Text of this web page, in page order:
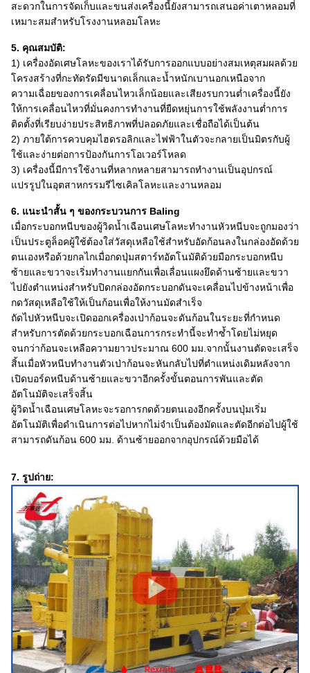
สะดวกในการจัดเก็บและขนส่งเครื่องนี้ยังสามารถเสนอค่าเตาหลอมที่
เหมาะสมสำหรับโรงงานหลอมโลหะ
5. คุณสมบัติ:
1) เครื่องอัดเศษโลหะของเราได้รับการออกแบบอย่างสมเหตุสมผลด้วย
โครงสร้างที่กะทัดรัดมีขนาดเล็กและน้ำหนักเบานอกเหนือจาก
ความเฉื่อยของการเคลื่อนไหวเล็กน้อยและเสียงรบกวนต่ำเครื่องนี้ยัง
ให้การเคลื่อนไหวที่มั่นคงการทำงานที่ยืดหยุ่นการใช้พลังงานต่ำการ
ติดตั้งที่เรียบง่ายประสิทธิภาพที่ปลอดภัยและเชื่อถือได้เป็นต้น
2) ภายใต้การควบคุมไฮดรอลิกและไฟฟ้าในตัวจะกลายเป็นมิตรกับผู้
ใช้และง่ายต่อการป้องกันการโอเวอร์โหลด
3) เครื่องนี้มีการใช้งานที่หลากหลายสามารถทำงานเป็นอุปกรณ์
แปรรูปในอุตสาหกรรมรีไซเคิลโลหะและงานหลอม
6. แนะนำสั้น ๆ ของกระบวนการ Baling
เมื่อกระบอกหนีบของผู้วิดน้ำเฉือนเศษโลหะทำงานหัวหนีบจะถูกมองว่า
เป็นประตูล็อคผู้ใช้ต้องใส่วัสดุเหลือใช้สำหรับอัดก้อนลงในกล่องอัดด้วย
ตนเองหรือด้วยกลไกเมื่อกดปุ่มสตาร์ทอัตโนมัติด้วยมือกระบอกหนีบ
ซ้ายและขวาจะเริ่มทำงานแยกกันเพื่อเลื่อนแผงยึดด้านซ้ายและขวา
ไปยังตำแหน่งสำหรับปิดกล่องอัดกระบอกดันจะเคลื่อนไปข้างหน้าเพื่อ
กดวัสดุเหลือใช้ให้เป็นก้อนเพื่อให้งานมัดสำเร็จ
ถัดไปหัวหนีบจะเปิดออกเครื่องเป่าก้อนจะดันก้อนในระยะที่กำหนด
สำหรับการตัดด้วยกระบอกเฉือนการกระทำนี้จะทำซ้ำโดยไม่หยุด
จนกว่าก้อนจะเหลือความยาวประมาณ 600 มม.จากนั้นงานตัดจะเสร็จ
สิ้นเมื่อหัวหนีบทำงานตัวเป่าก้อนจะหันกลับไปที่ตำแหน่งเดิมหลังจาก
เปิดบอร์ดหนีบด้านซ้ายและขวาอีกครั้งขั้นตอนการพันและตัด
อัตโนมัติจะเสร็จสิ้น
ผู้วิดน้ำเฉือนเศษโลหะจะรอการกดด้วยตนเองอีกครั้งบนปุ่มเริ่ม
อัตโนมัติเพื่อดำเนินการต่อไปหากไม่จำเป็นต้องมัดและตัดอีกต่อไปผู้ใช้
สามารถดันก้อน 600 มม. ด้านซ้ายออกจากอุปกรณ์ด้วยมือได้
7. รูปถ่าย: